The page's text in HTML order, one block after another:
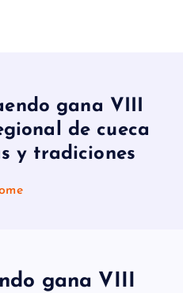
gana VIII
de cueca
y tradiciones
gana VIII